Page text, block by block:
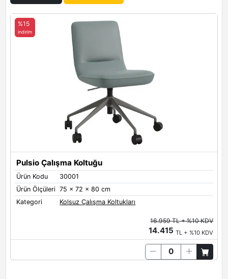
Assos Khaki Assos Grey
Istanbul 101 Istanbul 103 Istanbul 104
Istanbul 112
Pulsio Çalışma Koltuğu
Ürün Kodu
30001
Ürün Ölçüleri 75 x 72 x 80 cm
Kategori
Kolsuz Çalışma Koltukları
%15
indirim
16.959 TL + %10 KDV
14.415TL + %10 KDV